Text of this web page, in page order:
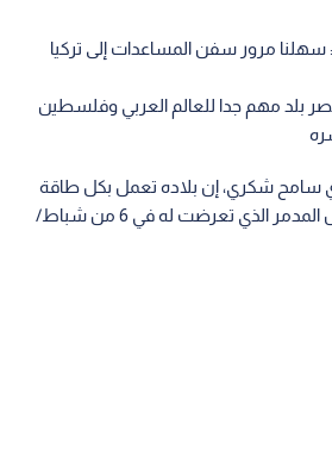
سهلنا مرور سفن المساعدات إلى تركيا
مصر بلد مهم جدا للعالم العربي وفلسطين
سامح شكري، إن بلاده تعمل بكل طاقة
لمساعدة تركيا جراء الزلزال المدمر الذي تعرضت له في 6 من شباط/